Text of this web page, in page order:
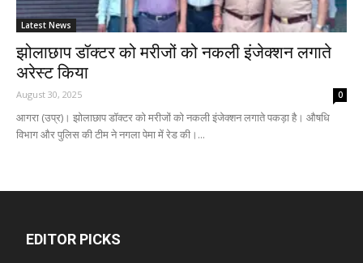
Latest News
झोलाछाप डॉक्टर को मरीजों को नकली इंजेक्शन लगाते
अरेस्ट किया
August 30, 2025 0
आगरा (उप्र)। झोलाछाप डॉक्टर को मरीजों को नकली इंजेक्शन लगाते पकड़ा है। औषधि
विभाग और पुलिस की टीम ने नगला पेमा में रेड की।...
EDITOR PICKS